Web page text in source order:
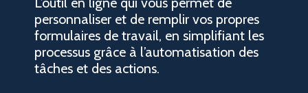
personnaliser et de remplir vos propres
formulaires de travail, en simplifiant les
processus grâce à l’automatisation des
tâches et des actions.